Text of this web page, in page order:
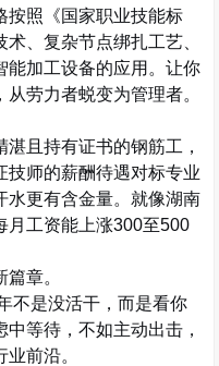
按照《国家职业技能标
、复杂节点绑扎工艺、
能加工设备的应用。让你
劳力者蜕变为管理者。
且持有证书的钢筋工，
技师的薪酬待遇对标专业
水更有含金量。就像湖南
月工资能上涨300至500
章。
不是没活干，而是看你
等待，不如主动出击，
前沿。